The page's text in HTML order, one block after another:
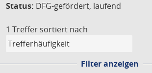
Status: DFG-gefördert, laufend
1 Treffer sortiert nach
Filter anzeigen